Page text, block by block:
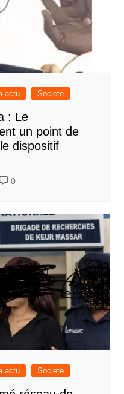
actu Societe
: Le
un point de
dispositif
0
actu Societe